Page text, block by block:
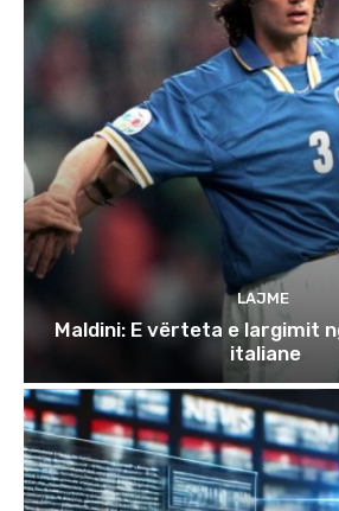
LAJME
Maldini: E vërteta e largimit
italiane